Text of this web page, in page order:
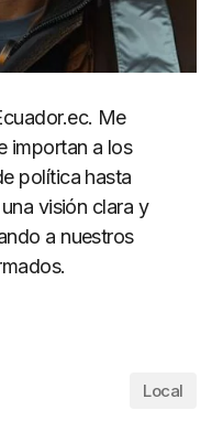
Me
importan a los
política hasta
visión clara y
a nuestros
Local